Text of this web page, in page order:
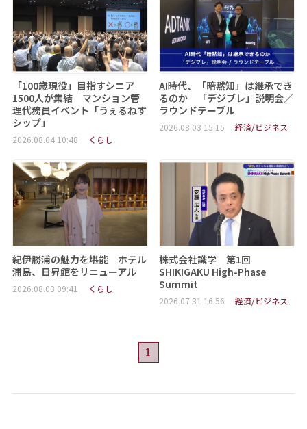
「100歳現役」目指すシニア
1500人が集結 マンション管
理代務員イベント「うぇるねす
シップ」
2026.08.04 10:48 くらし
AI時代、「暗黙知」は継承でき
るのか 「デジブレ」説明会／
ラウンドテーブル
2026.08.03 15:15 経済/ビジネス
紀伊勝浦の魅力を堪能 ホテル
浦島、日昇館をリニューアル
2026.08.03 09:41 くらし
株式会社識学 第1回
SHIKIGAKU High-Phase
Summit
2026.07.31 16:56 経済/ビジネス
1